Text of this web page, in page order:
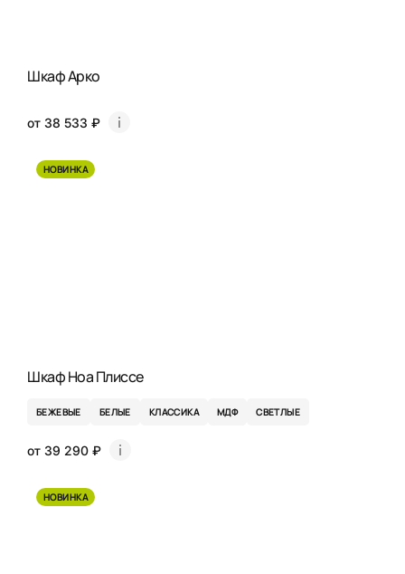
Шкаф Арко
от 38 533 ₽
НОВИНКА
Шкаф Ноа Плиссе
БЕЖЕВЫЕ БЕЛЫЕ КЛАССИКА МДФ СВЕТЛЫЕ
от 39 290 ₽
НОВИНКА